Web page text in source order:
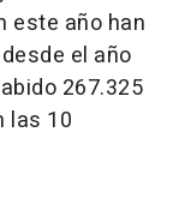
este año han
el año
267.325
las 10